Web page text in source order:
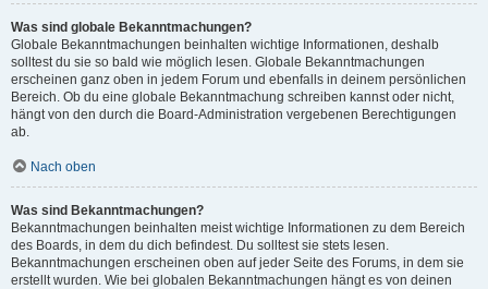
Was sind globale Bekanntmachungen?
Globale Bekanntmachungen beinhalten wichtige Informationen, deshalb
solltest du sie so bald wie möglich lesen. Globale Bekanntmachungen
erscheinen ganz oben in jedem Forum und ebenfalls in deinem persönlichen
Bereich. Ob du eine globale Bekanntmachung schreiben kannst oder nicht,
hängt von den durch die Board-Administration vergebenen Berechtigungen
ab.
Nach oben
Was sind Bekanntmachungen?
Bekanntmachungen beinhalten meist wichtige Informationen zu dem Bereich
des Boards, in dem du dich befindest. Du solltest sie stets lesen.
Bekanntmachungen erscheinen oben auf jeder Seite des Forums, in dem sie
erstellt wurden. Wie bei globalen Bekanntmachungen hängt es von deinen